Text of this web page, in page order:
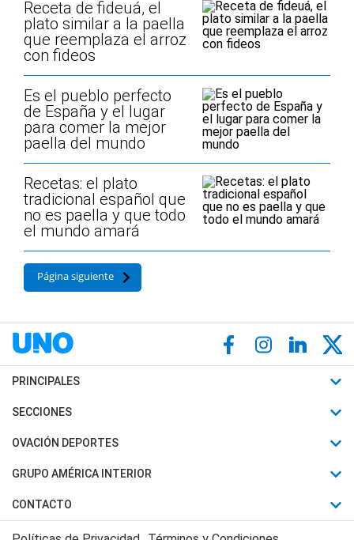
Receta de fideuá, el
plato similar a la paella
que reemplaza el arroz
con fideos
Es el pueblo perfecto
de España y el lugar
para comer la mejor
paella del mundo
Recetas: el plato
tradicional español que
no es paella y que todo
el mundo amará
Página siguiente
PRINCIPALES
Últimas Noticias
Política
Judiciales
SECCIONES
Horóscopo
Motores
Trucos caseros
OVACIÓN DEPORTES
Fútbol
Mundial
Automovilismo
GRUPO AMÉRICA INTERIOR
Canal 7 en Vivo
CONTACTO
Acerca de Nosotros